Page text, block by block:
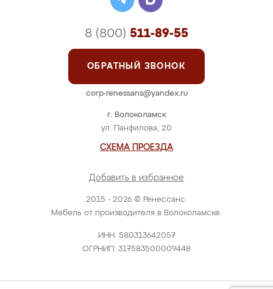
2015 - 2026 © Ренессанс.
Мебель от производителя в Волоколамске.
ИНН: 580313642057
ОГРНИП: 317583500009448
г. Волоколамск
ул. Панфилова, 20
СХЕМА ПРОЕЗДА
Добавить в избранное
8 (800) 511-89-55
ОБРАТНЫЙ ЗВОНОК
corp-renessans@yandex.ru